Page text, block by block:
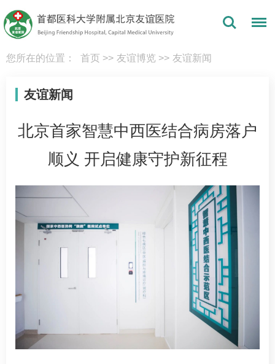
您所在的位置： 首页 >> 友谊博览 >> 友谊新闻
友谊新闻
北京首家智慧中西医结合病房落户
顺义 开启健康守护新征程